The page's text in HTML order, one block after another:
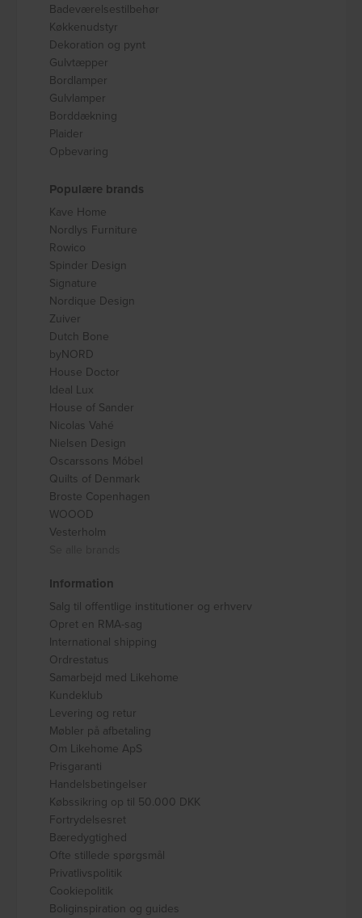
Badeværelsestilbehør
Køkkenudstyr
Dekoration og pynt
Gulvtæpper
Bordlamper
Gulvlamper
Borddækning
Plaider
Opbevaring
Populære brands
Kave Home
Nordlys Furniture
Rowico
Spinder Design
Signature
Nordique Design
Zuiver
Dutch Bone
byNORD
House Doctor
Ideal Lux
House of Sander
Nicolas Vahé
Nielsen Design
Oscarssons Móbel
Quilts of Denmark
Broste Copenhagen
WOOOD
Vesterholm
Information
Salg til offentlige institutioner og erhverv
Opret en RMA-sag
International shipping
Ordrestatus
Samarbejd med Likehome
Kundeklub
Levering og retur
Møbler på afbetaling
Om Likehome ApS
Prisgaranti
Handelsbetingelser
Købssikring op til 50.000 DKK
Fortrydelsesret
Bæredygtighed
Ofte stillede spørgsmål
Privatlivspolitik
Cookiepolitik
Boliginspiration og guides